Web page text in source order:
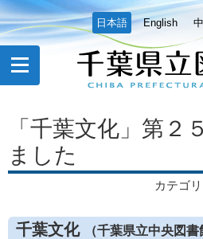
日本語 English
「千葉文化」第２
ました
カテゴリ
千葉文化 （千葉県立中央図書